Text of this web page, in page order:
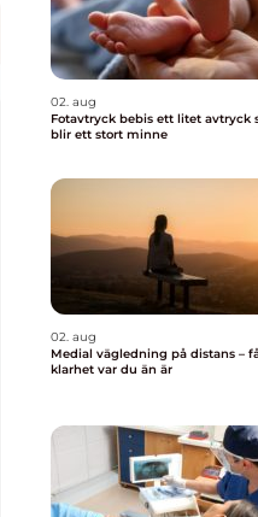
02. aug
Fotavtryck bebis ett litet avtryck som
blir ett stort minne
02. aug
Medial vägledning på distans –
klarhet var du än är